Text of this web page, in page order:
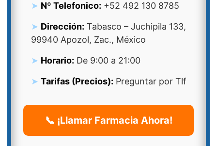
Nº Telefonico: +52 492 130 8785
Dirección: Tabasco – Juchipila 133,
99940 Apozol, Zac., México
Horario: De 9:00 a 21:00
Tarifas (Precios): Preguntar por Tlf
📞 ¡Llamar Farmacia Ahora!